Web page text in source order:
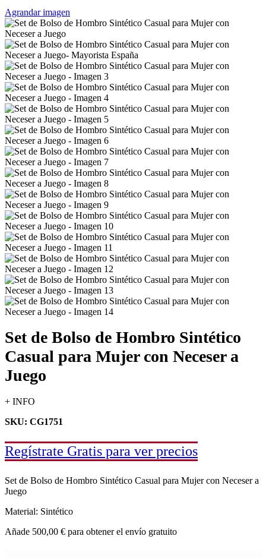
Agrandar imagen
Set de Bolso de Hombro Sintético
Casual para Mujer con Neceser a
Juego
+ INFO
SKU: CG1751
Regístrate Gratis para ver precios
Set de Bolso de Hombro Sintético Casual para Mujer con Neceser a
Juego
Material: Sintético
Añade 500,00 € para obtener el envío gratuito